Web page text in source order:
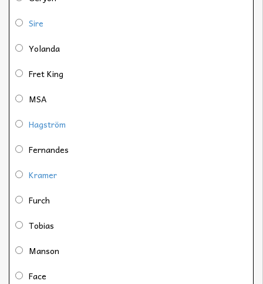
Sire
Yolanda
Fret King
MSA
Hagström
Fernandes
Kramer
Furch
Tobias
Manson
Face